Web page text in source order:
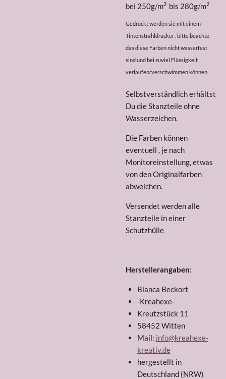
bei 250g/m2 bis 280g/m2
Gedruckt werden sie mit einem
Tintenstrahldrucker , bitte beachte
das diese Farben nicht wasserfest
sind und bei zuviel Flüssigkeit
verlaufen/verschwimmen können
Selbstverständlich erhältst
Du die Stanzteile ohne
Wasserzeichen.
Die Farben können
eventuell , je nach
Monitoreinstellung, etwas
von den Originalfarben
abweichen.
Versendet werden alle
Stanzteile in einer
Schutzhülle
Herstellerangaben:
Bianca Beckort
-Kreahexe-
Kreutzstück 11
58452 Witten
Mail: info@kreahexe-
kreativ.de
hergestellt in
Deutschland (NRW)